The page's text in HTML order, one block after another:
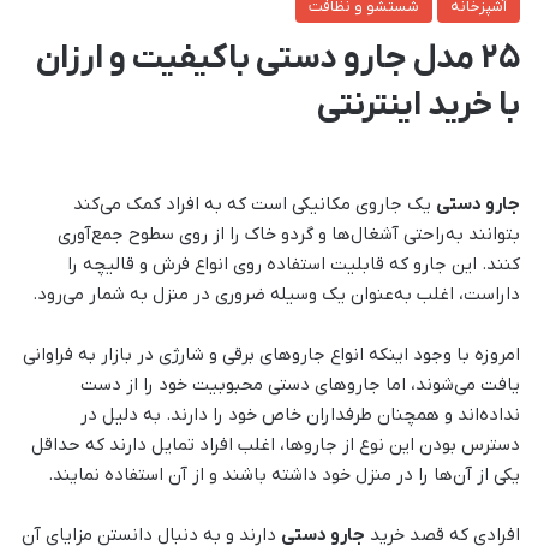
آشپزخانه شستشو و نظافت
25 مدل جارو دستی باکیفیت و ارزان
با خرید اینترنتی
جارو دستی یک جاروی مکانیکی است که به افراد کمک می‌کند
بتوانند به‌راحتی آشغال‌ها و گردو خاک را از روی سطوح جمع‌آوری
کنند. این جارو که قابلیت استفاده روی انواع فرش و قالیچه را
داراست، اغلب به‌عنوان یک وسیله ضروری در منزل به شمار می‌رود.
امروزه با وجود اینکه انواع جاروهای برقی و شارژی در بازار به فراوانی
یافت می‌شوند، اما جاروهای دستی محبوبیت خود را از دست
نداده‌اند و همچنان طرفداران خاص خود را دارند. به دلیل در
دسترس بودن این نوع از جاروها، اغلب افراد تمایل دارند که حداقل
یکی از آن‌ها را در منزل خود داشته باشند و از آن استفاده نمایند.
افرادی که قصد خرید جارو دستی دارند و به دنبال دانستن مزایای آن